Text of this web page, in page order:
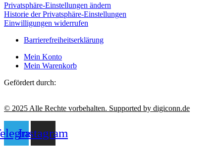
Privatsphäre-Einstellungen ändern
Historie der Privatsphäre-Einstellungen
Einwilligungen widerrufen
Barrierefreiheitserklärung
Mein Konto
Mein Warenkorb
Gefördert durch:
© 2025 Alle Rechte vorbehalten. Supported by digiconn.de
Instagram